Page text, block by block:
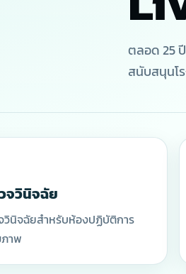
ผู้คนและองค์กรสุขภาพ
าพ
3
3 แพลตฟอร์ม: โซลูชั
ตลอด 25
สนับสนุนโ
จวินิจฉัย
วินิจฉัยสำหรับห้องปฏิบัติการ
าพ